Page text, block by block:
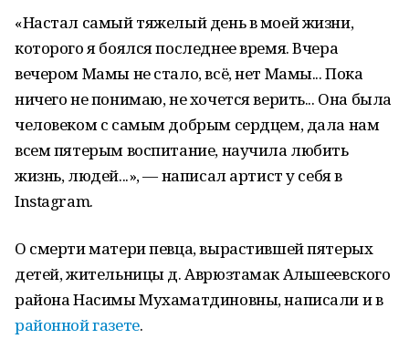
«Настал самый тяжелый день в моей жизни,
которого я боялся последнее время. Вчера
вечером Мамы не стало, всё, нет Мамы... Пока
ничего не понимаю, не хочется верить... Она была
человеком с самым добрым сердцем, дала нам
всем пятерым воспитание, научила любить
жизнь, людей...», — написал артист у себя в
Instagram.
О смерти матери певца, вырастившей пятерых
детей, жительницы д. Аврюзтамак Альшеевского
района Насимы Мухаматдиновны, написали и в
районной газете.